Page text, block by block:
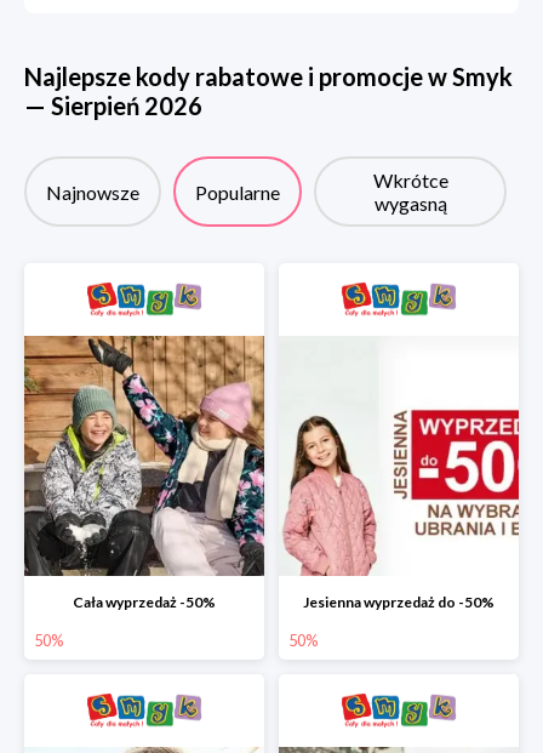
Najlepsze kody rabatowe i promocje wSmyk
— Sierpień 2026
Najnowsze Popularne
Wkrótce
wygasną
Cała wyprzedaż -50%
50%
Jesienna wyprzedaż do -50%
50%